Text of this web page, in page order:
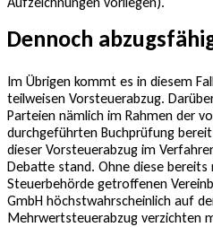
Dennoch
Im Übrigen kommt es in diesem
teilweisen Vorsteuerabzug.
Parteien nämlich im Rahmen der
durchgeführten Buchprüfung
dieser Vorsteuerabzug im
Debatte stand. Ohne diese bereits
Steuerbehörde getroffenen
GmbH höchstwahrscheinlich auf
Mehrwertsteuerabzug verzichten